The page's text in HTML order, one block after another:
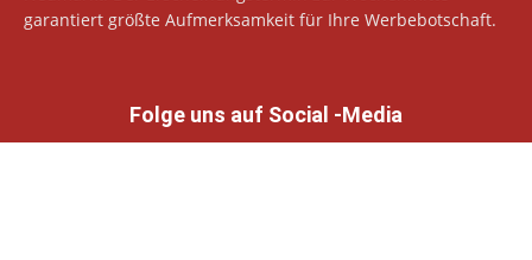
garantiert größte Aufmerksamkeit für Ihre Werbebotschaft.
Folge uns auf Social -Media